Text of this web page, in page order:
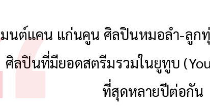
มนต์แคน แก่นคูน ศิลปินหมอลำ-ลูกทุ่
ศิลปินที่มียอดสตรีมรวมในยูทูบ
ที่สุดหลายปีต่อกัน